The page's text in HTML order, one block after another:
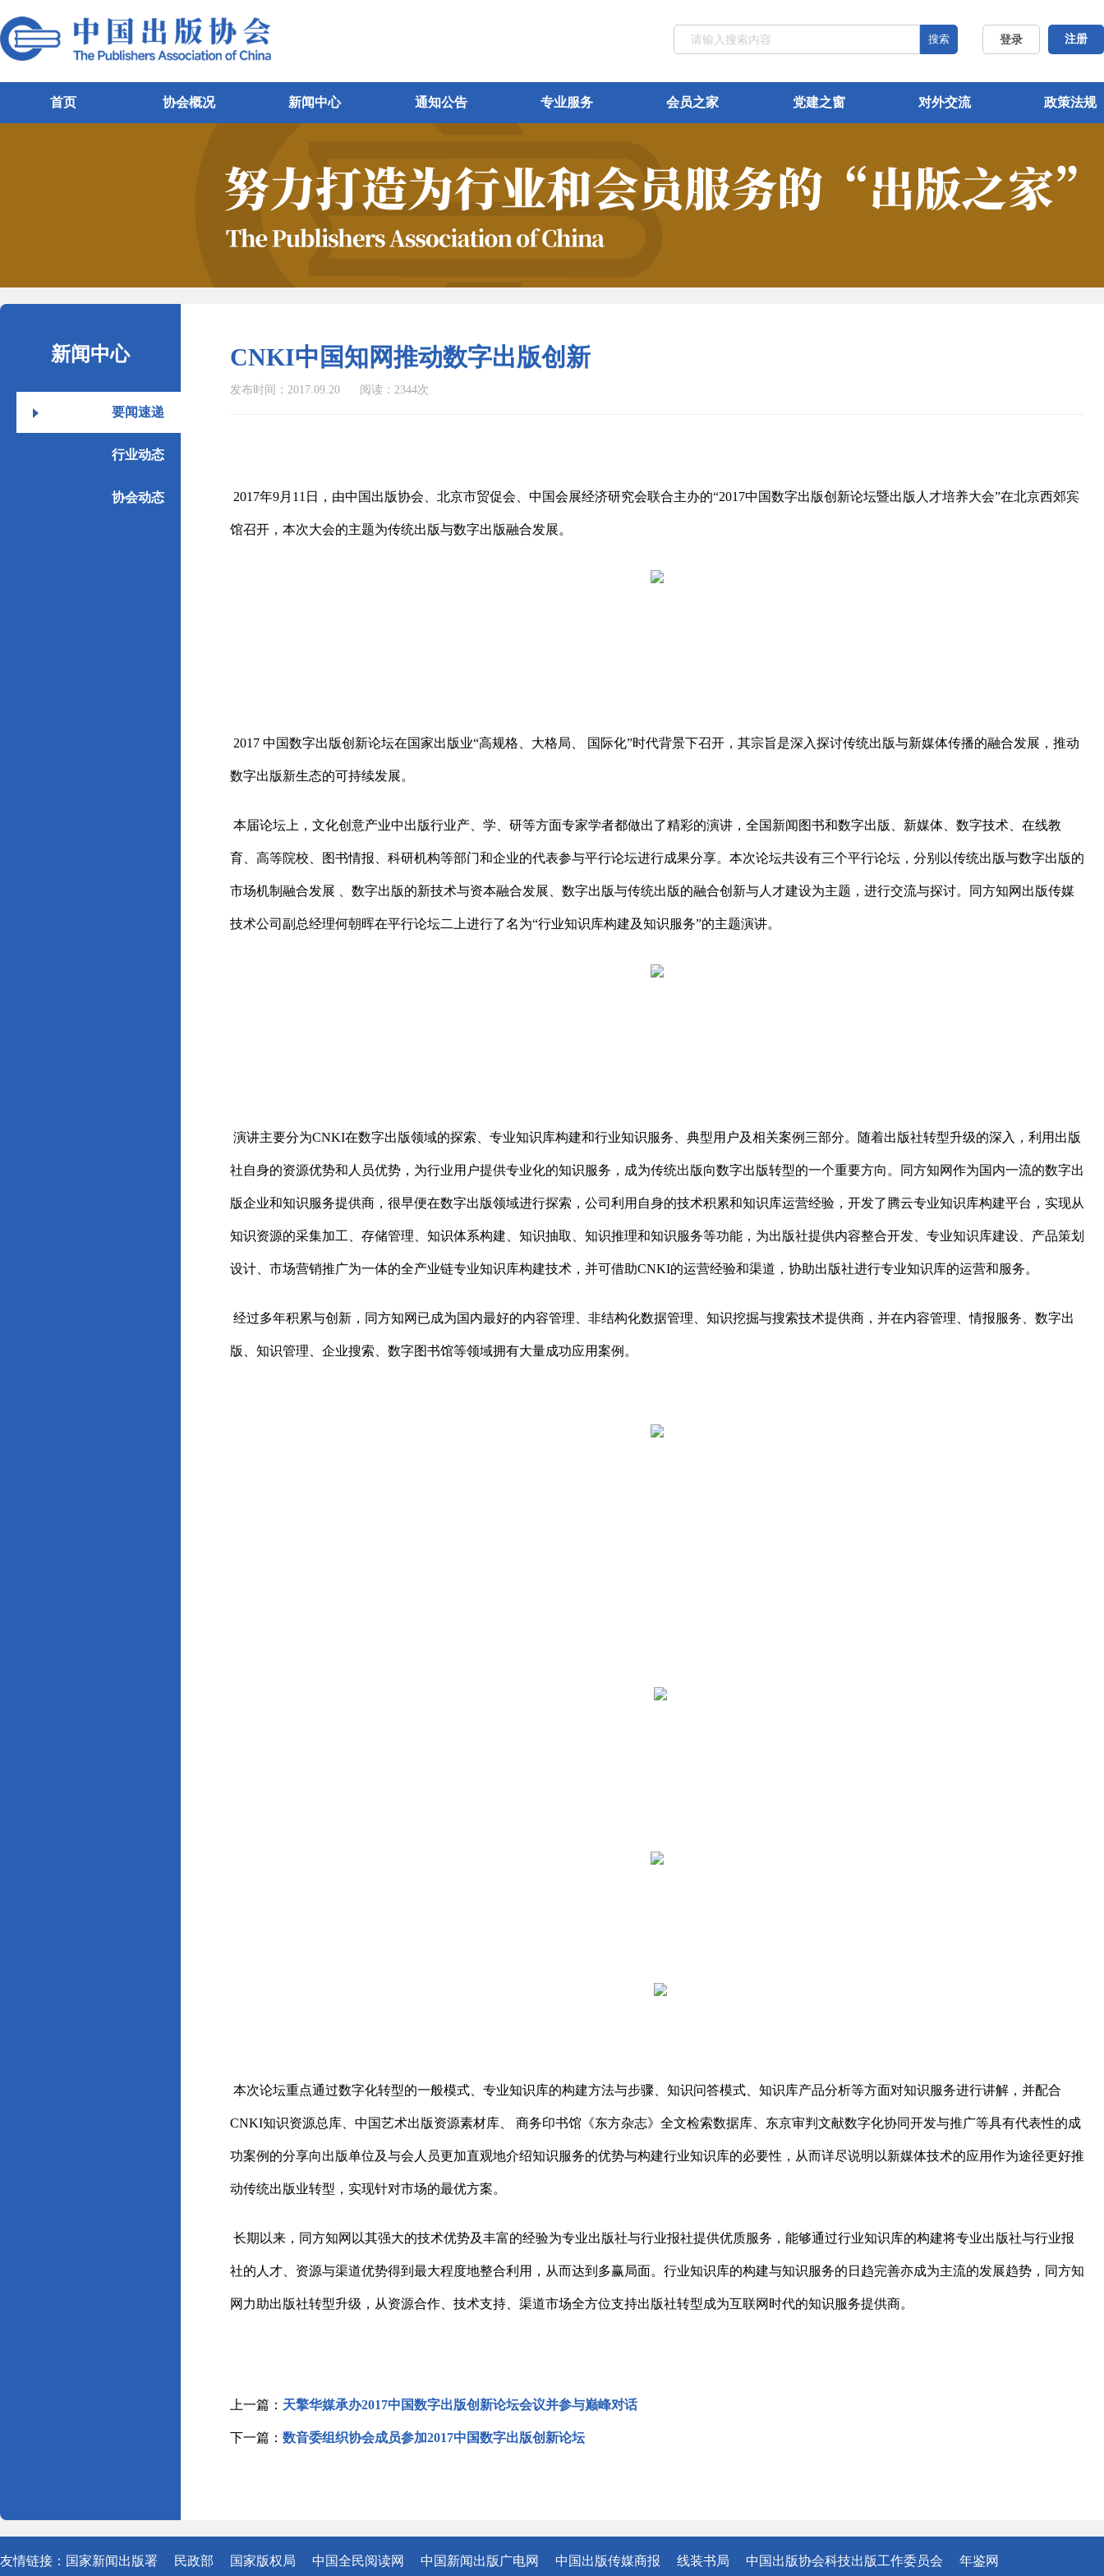
登录 注册
搜索
首页 协会概况 新闻中心 通知公告 专业服务 会员之家 党建之窗 对外交流 政策法规
新闻中心
要闻速递
行业动态
协会动态
CNKI中国知网推动数字出版创新
发布时间：2017.09.20 阅读：2344次
2017年9月11日，由中国出版协会、北京市贸促会、中国会展经济研究会联合主办的“2017中国数字出版创新论坛暨出版人才培养大会”在北京西郊宾
馆召开，本次大会的主题为传统出版与数字出版融合发展。
2017 中国数字出版创新论坛在国家出版业“高规格、大格局、 国际化”时代背景下召开，其宗旨是深入探讨传统出版与新媒体传播的融合发展，推动
数字出版新生态的可持续发展。
本届论坛上，文化创意产业中出版行业产、学、研等方面专家学者都做出了精彩的演讲，全国新闻图书和数字出版、新媒体、数字技术、在线教
育、高等院校、图书情报、科研机构等部门和企业的代表参与平行论坛进行成果分享。本次论坛共设有三个平行论坛，分别以传统出版与数字出版的
市场机制融合发展 、数字出版的新技术与资本融合发展、数字出版与传统出版的融合创新与人才建设为主题，进行交流与探讨。同方知网出版传媒
技术公司副总经理何朝晖在平行论坛二上进行了名为“行业知识库构建及知识服务”的主题演讲。
演讲主要分为CNKI在数字出版领域的探索、专业知识库构建和行业知识服务、典型用户及相关案例三部分。随着出版社转型升级的深入，利用出版
社自身的资源优势和人员优势，为行业用户提供专业化的知识服务，成为传统出版向数字出版转型的一个重要方向。同方知网作为国内一流的数字出
版企业和知识服务提供商，很早便在数字出版领域进行探索，公司利用自身的技术积累和知识库运营经验，开发了腾云专业知识库构建平台，实现从
知识资源的采集加工、存储管理、知识体系构建、知识抽取、知识推理和知识服务等功能，为出版社提供内容整合开发、专业知识库建设、产品策划
设计、市场营销推广为一体的全产业链专业知识库构建技术，并可借助CNKI的运营经验和渠道，协助出版社进行专业知识库的运营和服务。
经过多年积累与创新，同方知网已成为国内最好的内容管理、非结构化数据管理、知识挖掘与搜索技术提供商，并在内容管理、情报服务、数字出
版、知识管理、企业搜索、数字图书馆等领域拥有大量成功应用案例。
本次论坛重点通过数字化转型的一般模式、专业知识库的构建方法与步骤、知识问答模式、知识库产品分析等方面对知识服务进行讲解，并配合
CNKI知识资源总库、中国艺术出版资源素材库、 商务印书馆《东方杂志》全文检索数据库、东京审判文献数字化协同开发与推广等具有代表性的成
功案例的分享向出版单位及与会人员更加直观地介绍知识服务的优势与构建行业知识库的必要性，从而详尽说明以新媒体技术的应用作为途径更好推
动传统出版业转型，实现针对市场的最优方案。
长期以来，同方知网以其强大的技术优势及丰富的经验为专业出版社与行业报社提供优质服务，能够通过行业知识库的构建将专业出版社与行业报
社的人才、资源与渠道优势得到最大程度地整合利用，从而达到多赢局面。行业知识库的构建与知识服务的日趋完善亦成为主流的发展趋势，同方知
网力助出版社转型升级，从资源合作、技术支持、渠道市场全方位支持出版社转型成为互联网时代的知识服务提供商。
上一篇： 天擎华媒承办2017中国数字出版创新论坛会议并参与巅峰对话
下一篇： 数音委组织协会成员参加2017中国数字出版创新论坛
友情链接： 国家新闻出版署 民政部 国家版权局 中国全民阅读网 中国新闻出版广电网 中国出版传媒商报 线装书局 中国出版协会科技出版工作委员会 年鉴网